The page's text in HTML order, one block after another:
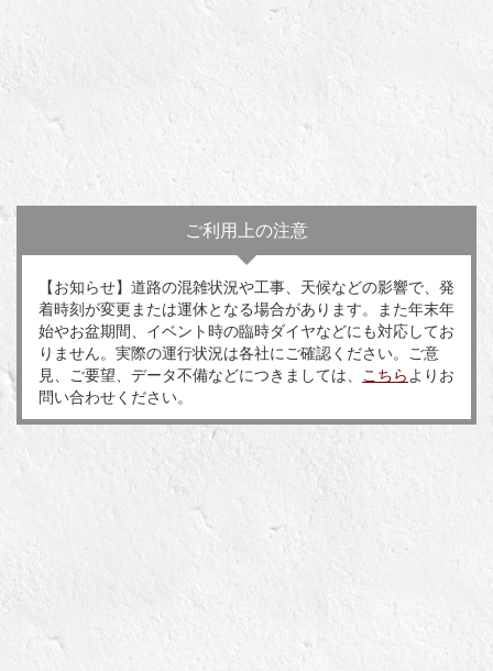
ご利用上の注意
【お知らせ】道路の混雑状況や工事、天候などの影響で、発
着時刻が変更または運休となる場合があります。また年末年
始やお盆期間、イベント時の臨時ダイヤなどにも対応してお
りません。実際の運行状況は各社にご確認ください。ご意
見、ご要望、データ不備などにつきましては、
こちら よりお
問い合わせください。